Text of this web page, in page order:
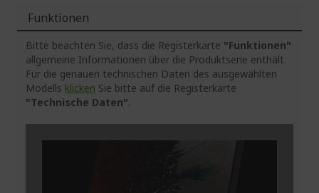
Funktionen
Bitte beachten Sie, dass die Registerkarte "Funktionen"
allgemeine Informationen über die Produktserie enthält.
Für die genauen technischen Daten des ausgewählten
Modells klicken Sie bitte auf die Registerkarte
"Technische Daten".